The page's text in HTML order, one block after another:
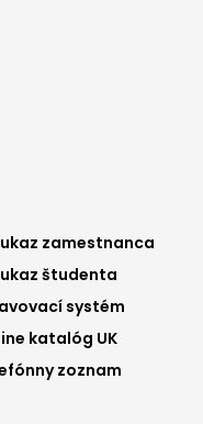
zamestnanca
študenta
systém
katalóg UK
zoznam